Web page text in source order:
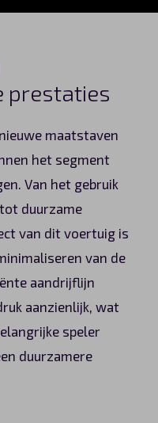
prestaties
maatstaven
het segment
Van het gebruik
duurzame
van dit voertuig is
van de
aandrijflijn
aanzienlijk, wat
speler
duurzamere